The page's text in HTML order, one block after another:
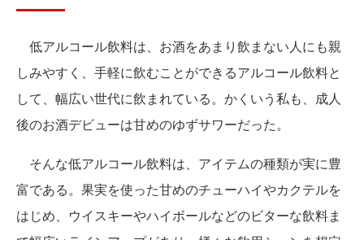
低アルコール飲料は、お酒をあまり飲まない人にも親
しみやすく、手軽に飲むことができるアルコール飲料と
して、幅広い世代に飲まれている。かくいう私も、成人
後のお酒デビューは甘めのゆずサワーだった。
そんな低アルコール飲料は、アイテムの種類が実に豊
富である。果実を使った甘めのチューハイやカクテルを
はじめ、ウイスキーやハイボールなどのビターな飲料ま